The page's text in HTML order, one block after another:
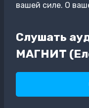
вашей силе. О
Слушать
МАГНИТ